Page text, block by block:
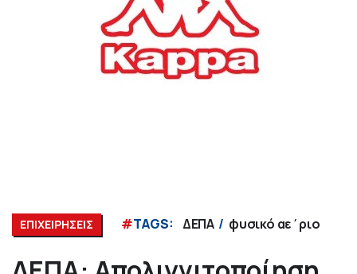
ΕΠΙΧΕΙΡΗΣΕΙΣ #TAGS: ΔΕΠΑ φυσικό αε΄ριο